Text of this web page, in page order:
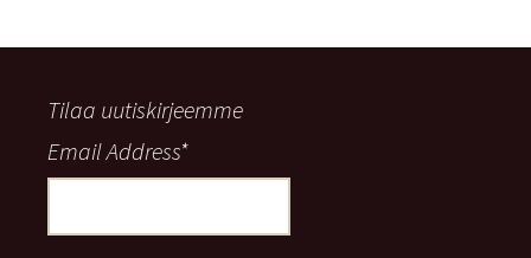
Tilaa uutiskirjeemme
Email Address*